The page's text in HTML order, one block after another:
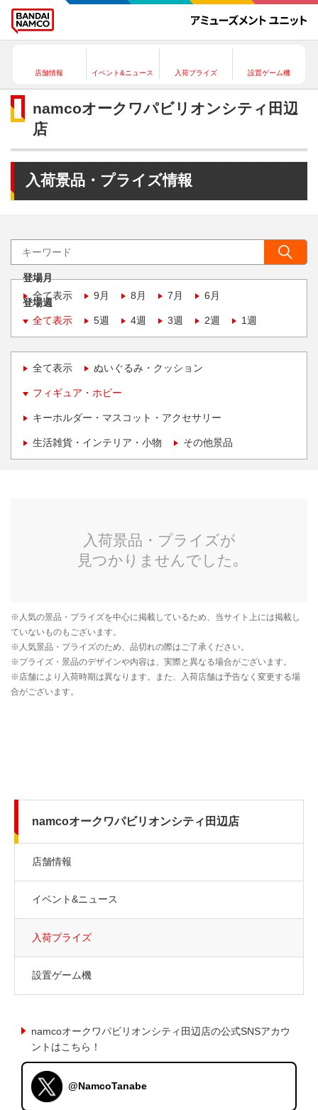
店舗情報 イベント&ニュース 入荷プライズ 設置ゲーム機
namcoオークワパビリオンシティ田辺
店
入荷景品・プライズ情報
登場月
全て表示
9月 8月 7月 6月
登場週
全て表示
5週 4週 3週 2週 1週
全て表示 ぬいぐるみ・クッション
フィギュア・ホビー
キーホルダー・マスコット・アクセサリー
生活雑貨・インテリア・小物 その他景品
namcoオークワパビリオンシティ田辺店
店舗情報
イベント&ニュース
入荷プライズ
設置ゲーム機
namcoオークワパビリオンシティ田辺店の公式SNSアカウ
ントはこちら！
@NamcoTanabe